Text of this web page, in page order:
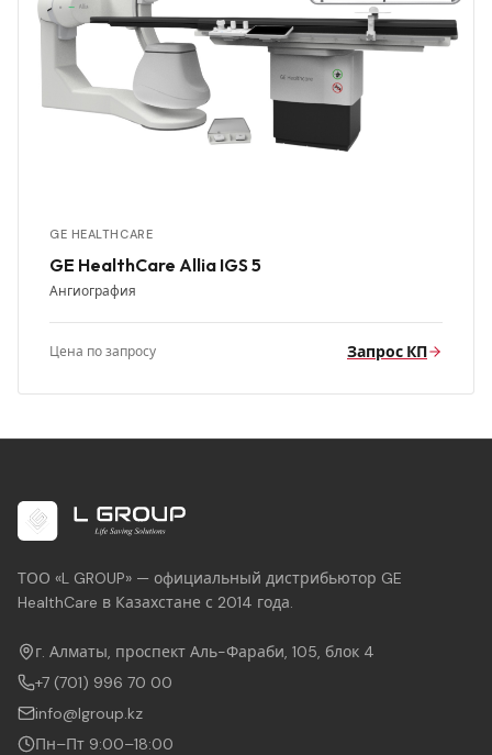
GE HEALTHCARE
GE HealthCare Allia IGS 5
Ангиография
Цена по запросу Запрос КП
ТОО «L GROUP» — официальный дистрибьютор GE
HealthCare в Казахстане с 2014 года.
г. Алматы, проспект Аль-Фараби, 105, блок 4
+7 (701) 996 70 00
info@lgroup.kz
Пн–Пт 9:00–18:00